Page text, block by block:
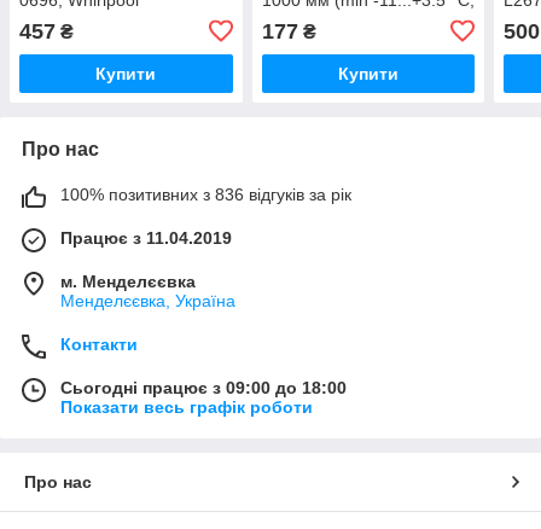
(-33...+4.5°C)
457 ₴
Купити
177₴
Купити
-
500
Про нас
100% позитивних з 836 відгуків за рік
Працює з 11.04.2019
м. Менделєєвка
Менделєєвка, Україна
Контакти
Сьогодні працює з 09:00 до 18:00
Показати весь графік роботи
Про нас